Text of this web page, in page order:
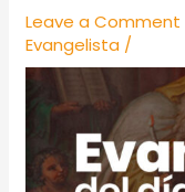
Leave a Comment
Evangelista /